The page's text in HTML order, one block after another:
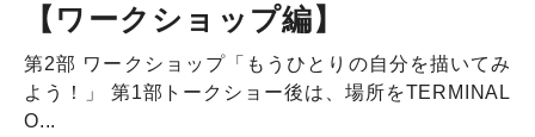
【ワークショップ編】
第2部 ワークショップ「もうひとりの自分を描いてみ
よう！」 第1部トークショー後は、場所をTERMINAL
O...